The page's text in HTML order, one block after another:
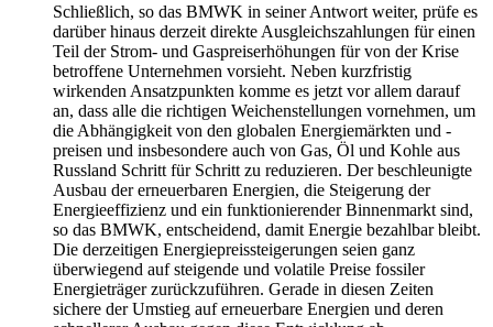
Schließlich, so das BMWK in seiner Antwort weiter, prüfe es
darüber hinaus derzeit direkte Ausgleichszahlungen für einen
Teil der Strom- und Gaspreiserhöhungen für von der Krise
betroffene Unternehmen vorsieht. Neben kurzfristig
wirkenden Ansatzpunkten komme es jetzt vor allem darauf
an, dass alle die richtigen Weichenstellungen vornehmen, um
die Abhängigkeit von den globalen Energiemärkten und -
preisen und insbesondere auch von Gas, Öl und Kohle aus
Russland Schritt für Schritt zu reduzieren. Der beschleunigte
Ausbau der erneuerbaren Energien, die Steigerung der
Energieeffizienz und ein funktionierender Binnenmarkt sind,
so das BMWK, entscheidend, damit Energie bezahlbar bleibt.
Die derzeitigen Energiepreissteigerungen seien ganz
überwiegend auf steigende und volatile Preise fossiler
Energieträger zurückzuführen. Gerade in diesen Zeiten
sichere der Umstieg auf erneuerbare Energien und deren